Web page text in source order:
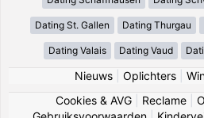
Dating St. Gallen Dating Thurgau
Dating Valais Dating Vaud
Nieuws| Oplichters|
Cookies & AVG
Reclame